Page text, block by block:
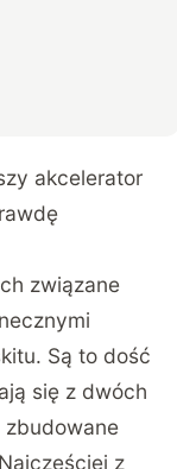
akcelerator
związane
Są to dość
się z dwóch
z